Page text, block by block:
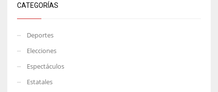
CATEGORÍAS
Deportes
Elecciones
Espectáculos
Estatales